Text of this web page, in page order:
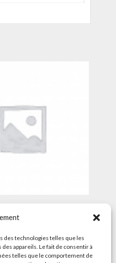
des technologies telles que les
appareils. Le fait de consentir à
telles que le comportement de